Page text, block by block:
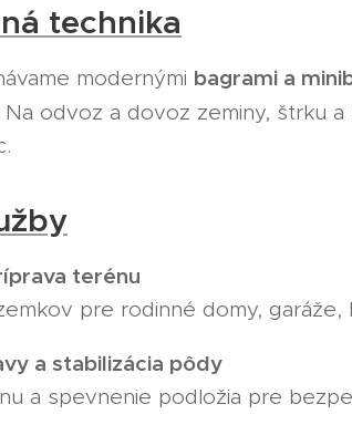
technika
modernými bagrami a
odvoz a dovoz zeminy, štrku a
terénu
pre rodinné domy, garáže,
a stabilizácia pôdy
a spevnenie podložia pre